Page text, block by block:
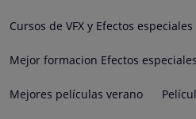
Cursos de VFX y Efectos
Mejor formacion Efectos
Mejores películas verano